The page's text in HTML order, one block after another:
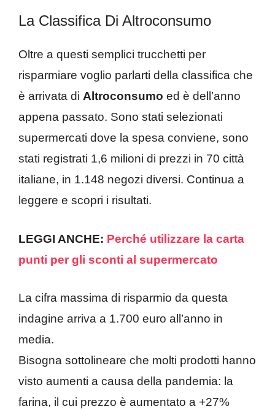
La Classifica Di Altroconsumo
Oltre a questi semplici trucchetti per
risparmiare voglio parlarti della classifica che
è arrivata di Altroconsumo ed è dell’anno
appena passato. Sono stati selezionati
supermercati dove la spesa conviene, sono
stati registrati 1,6 milioni di prezzi in 70 città
italiane, in 1.148 negozi diversi. Continua a
leggere e scopri i risultati.
LEGGI ANCHE: Perché utilizzare la carta
punti per gli sconti al supermercato
La cifra massima di risparmio da questa
indagine arriva a 1.700 euro all’anno in
media.
Bisogna sottolineare che molti prodotti hanno
visto aumenti a causa della pandemia: la
farina, il cui prezzo è aumentato a +27%